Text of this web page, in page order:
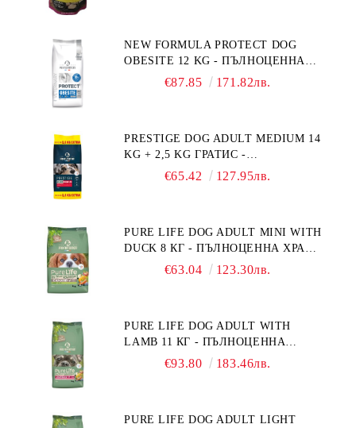
NEW FORMULA PROTECT DOG
OBESITE 12 KG - ПЪЛНОЦЕННА
ДИЕТИЧНА ХРАНА ЗА КУЧЕТА
"РЕГУЛИРАНЕ НА ВНОСА НА
ГЛЮКОЗА (DIABETES MELLITUS)."
€87.85 171.82лв.
PRESTIGE DOG ADULT MEDIUM 14
KG + 2,5 KG ГРАТИС -
ПЪЛНОЦЕННА ХРАНА ЗА
€65.42 127.95лв.
PURE LIFE DOG ADULT MINI WITH
DUCK 8 КГ - ПЪЛНОЦЕННА ХРАНА
ЗА ПОРАСНАЛИ КУЧЕТА ОТ
ГЛУТЕН. ПРОИЗВЕДЕНА ВЪВ
ФРАНЦИЯ.
€63.04 123.30лв.
PURE LIFE DOG ADULT WITH
LAMB 11 КГ - ПЪЛНОЦЕННА
ХРАНА ЗА ПОРАСНАЛИ КУЧЕТА С
НАД 1 ГОДИНА. БЕЗ ЗЪРНО, БЕЗ
€93.80 183.46лв.
PURE LIFE DOG ADULT LIGHT